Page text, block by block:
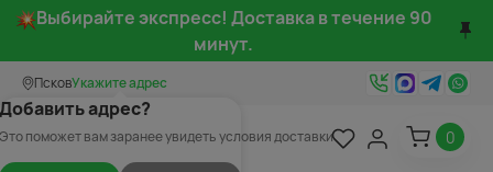
Выбирайте экспресс! Доставка в течение 90
минут.
ПсковУкажите адрес
адрес?
поможет вам заранее увидеть условия доставки 0